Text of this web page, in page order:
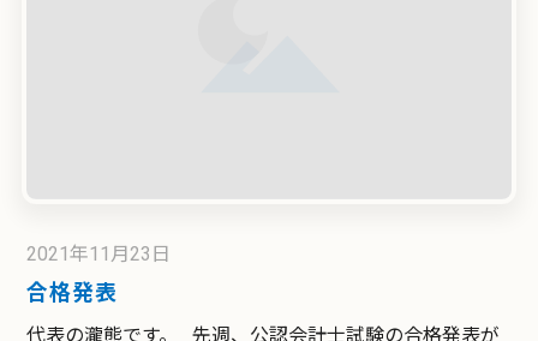
2021年11月23日
合格発表
代表の瀧熊です。 先週、公認会計士試験の合格発表が